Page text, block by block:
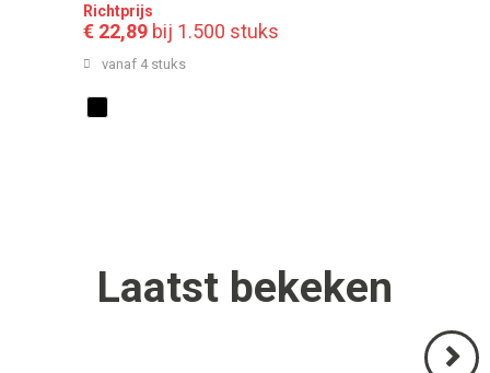
Richtprijs
€ 22,89 bij 1.500 stuks
vanaf 4 stuks
Laatst bekeken